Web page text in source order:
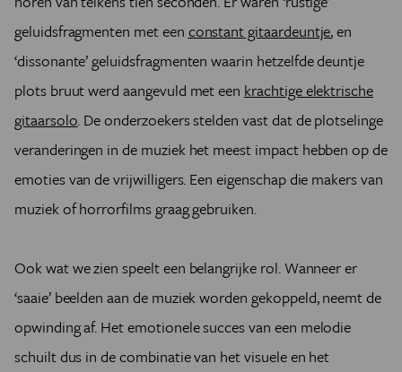
geluidsfragmenten met een constant gitaardeuntje, en
‘dissonante’ geluidsfragmenten waarin hetzelfde deuntje
plots bruut werd aangevuld met een krachtige elektrische
gitaarsolo. De onderzoekers stelden vast dat de plotselinge
veranderingen in de muziek het meest impact hebben op de
emoties van de vrijwilligers. Een eigenschap die makers van
muziek of horrorfilms graag gebruiken.
Ook wat we zien speelt een belangrijke rol. Wanneer er
‘saaie’ beelden aan de muziek worden gekoppeld, neemt de
opwinding af. Het emotionele succes van een melodie
schuilt dus in de combinatie van het visuele en het